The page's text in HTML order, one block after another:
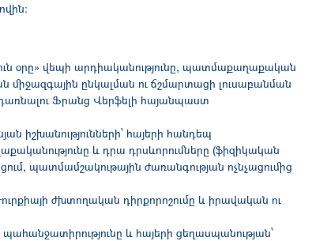
օրը» վեպի արդիականությունը, պատմաքաղաքական
միջազգային ընկալման ու ճշմարտացի լուսաբանման
ու Ֆրանց Վերֆելի հայանպաստ
իշխանությունների՝ հայերի հանդեպ
և դրա դրսևորումները (ֆիզիկական
պատմամշակութային ժառանգության ոչնչացումից
ժխտողական դիրքորոշումը և իրավական ու
և հայերի ցեղասպանության՝